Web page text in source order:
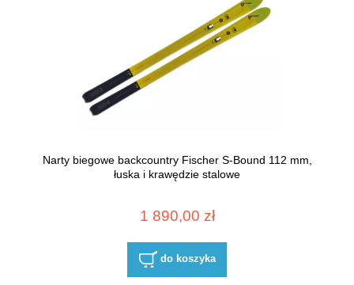
Narty biegowe backcountry Fischer S-Bound 112 mm,
łuska i krawędzie stalowe
1 890,00 zł
do koszyka